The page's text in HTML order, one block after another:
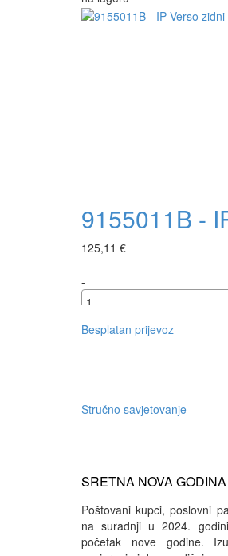
+
9155011B -
125,11 €
-
+
Besplatan prijevoz
Stručno savjetovanje
SRETNA NOVA
Poštovani kupci, poslovni
na suradnji u 2024.
početak nove godine.